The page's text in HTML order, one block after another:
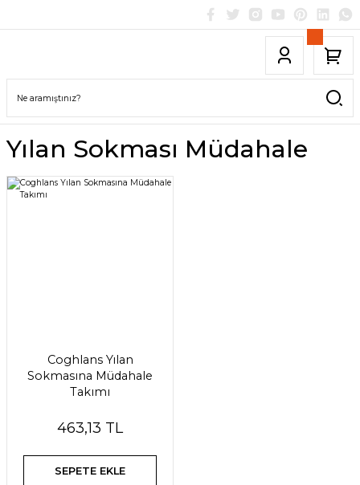
Yılan Sokması Müdahale
Coghlans Yılan
Sokmasına Müdahale
Takımı
463,13 TL
SEPETE EKLE